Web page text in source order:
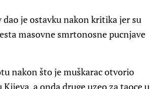
je ostavku nakon kritika jer su
masovne smrtonosne pucnjave
nakon što je muškarac otvorio